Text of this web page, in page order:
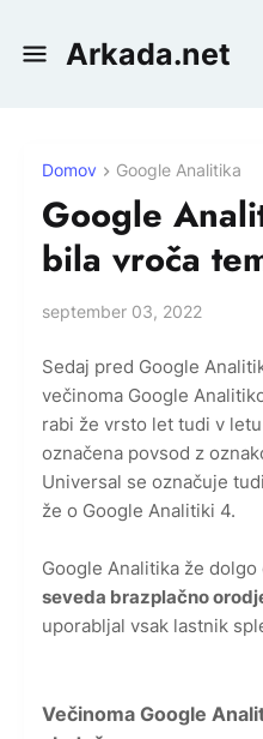
Arkada.net
Domov Google Analitika
Google
bila vroča
september 03, 2022
Sedaj pred Google
večinoma Google
rabi že vrsto let tudi v
označena povsod z
Universal se označuje
že o Google Analitiki 4.
Google Analitika že dolgo
seveda brazplačno
uporabljal vsak lastnik
Večinoma Google